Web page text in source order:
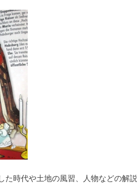
た時代や土地の風習、人物などの解説